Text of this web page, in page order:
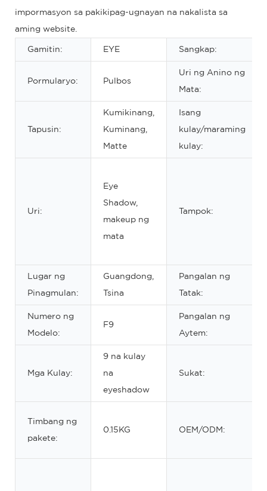
impormasyon sa pakikipag-ugnayan na nakalista sa
aming website.
Gamitin: EYE Sangkap:
Pormularyo: Pulbos
Uri ng Anino ng
Mata:
Tapusin:
Kumikinang,
Kuminang,
Matte
Isang
kulay/maraming
kulay:
Uri:
Eye
Shadow,
makeup ng
mata
Tampok:
Lugar ng
Pinagmulan:
Guangdong,
Tsina
Pangalan ng
Tatak:
Numero ng
Modelo:
F9
Pangalan ng
Aytem:
Mga Kulay:
9 na kulay
na
eyeshadow
Sukat:
Timbang ng
pakete:
0.15KG OEM/ODM: